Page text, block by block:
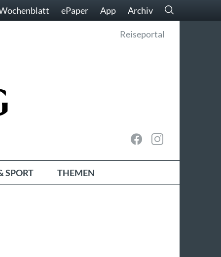
ePaper App Archiv
Reiseportal
SPORT THEMEN